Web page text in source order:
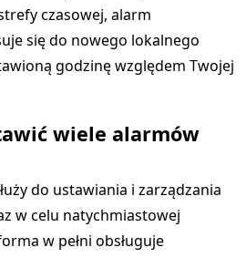
czasowej, alarm
się do nowego lokalnego
godzinę względem Twojej
wiele alarmów
do ustawiania i zarządzania
w celu natychmiastowej
w pełni obsługuje